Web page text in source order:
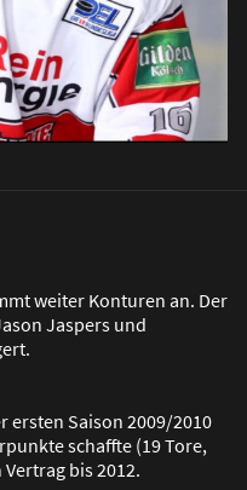
weiter Konturen an. Der
Jaspers und
ersten Saison 2009/2010
schaffte (19 Tore,
bis 2012.